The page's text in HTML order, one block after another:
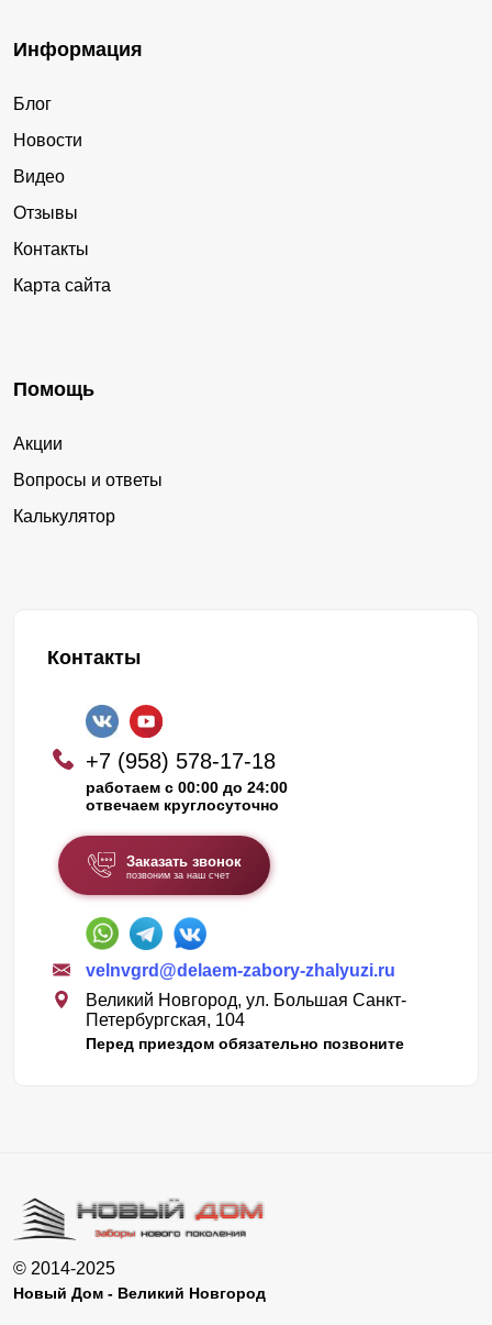
Информация
Блог
Новости
Видео
Отзывы
Контакты
Карта сайта
Помощь
Акции
Вопросы и ответы
Калькулятор
Контакты
+7 (958) 578-17-18
работаем с 00:00 до 24:00
отвечаем круглосуточно
Заказать звонок
позвоним за наш счет
velnvgrd@delaem-zabory-zhalyuzi.ru
Великий Новгород, ул. Большая Санкт-
Петербургская, 104
Перед приездом обязательно позвоните
© 2014-2025
Новый Дом - Великий Новгород